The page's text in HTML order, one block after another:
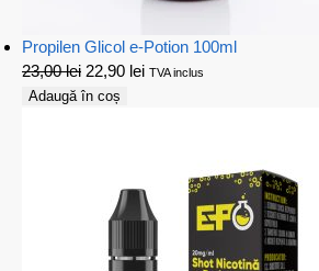
Propilen Glicol e-Potion 100ml
23,00lei 22,90 lei TVA inclus
Adaugă în coș